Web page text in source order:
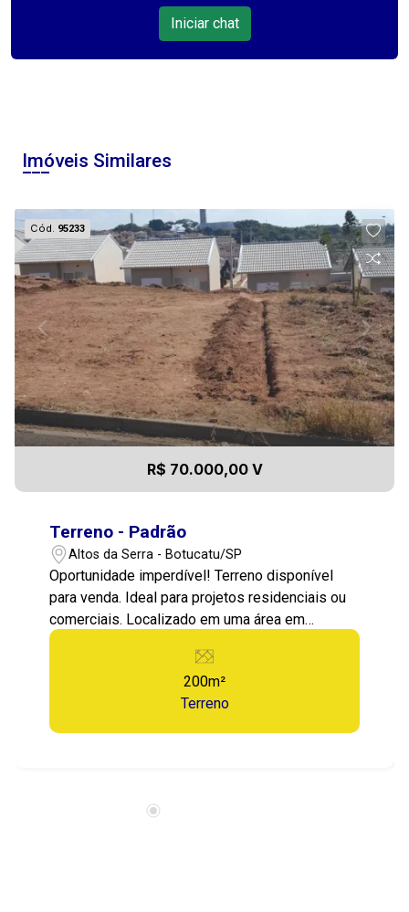
Iniciar chat
Imóveis Similares
Cód. 95233
R$ 70.000,00 V
Terreno - Padrão
Altos da Serra - Botucatu/SP
Oportunidade imperdível! Terreno disponível
para venda. Ideal para projetos residenciais ou
comerciais. Localizado em uma área em
crescimento, próximo a serviços essenciais e
com fácil acesso. Terreno plano e pronto para
construir, com documentação em dia. Entre em
contato para mais informações e agendar uma
visita.
200m²
Terreno